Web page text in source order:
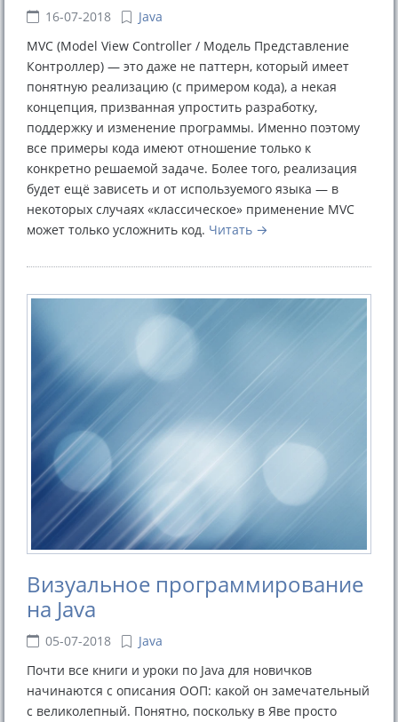
16-07-2018
Java
MVC (Model View Controller / Модель Представление
Контроллер) — это даже не паттерн, который имеет
понятную реализацию (с примером кода), а некая
концепция, призванная упростить разработку,
поддержку и изменение программы. Именно поэтому
все примеры кода имеют отношение только к
конкретно решаемой задаче. Более того, реализация
будет ещё зависеть и от используемого языка — в
некоторых случаях «классическое» применение MVC
может только усложнить код. Читать
Визуальное программирование
на Java
05-07-2018
Java
Почти все книги и уроки по Java для новичков
начинаются с описания ООП: какой он замечательный
с великолепный. Понятно, поскольку в Яве просто